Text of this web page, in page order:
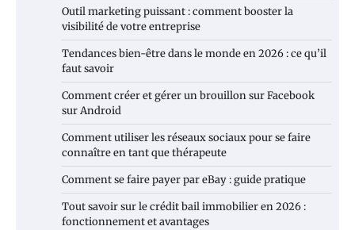
Outil marketing puissant : comment booster la
visibilité de votre entreprise
Tendances bien-être dans le monde en 2026 : ce qu’il
faut savoir
Comment créer et gérer un brouillon sur Facebook
sur Android
Comment utiliser les réseaux sociaux pour se faire
connaître en tant que thérapeute
Comment se faire payer par eBay : guide pratique
Tout savoir sur le crédit bail immobilier en 2026 :
fonctionnement et avantages